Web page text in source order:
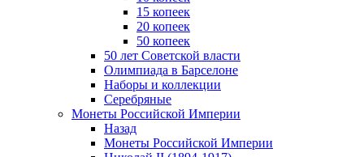
15 копеек
20 копеек
50 копеек
50 лет Советской власти
Олимпиада в Барселоне
Наборы и коллекции
Серебряные
Монеты Российской Империи
Назад
Монеты Российской Империи